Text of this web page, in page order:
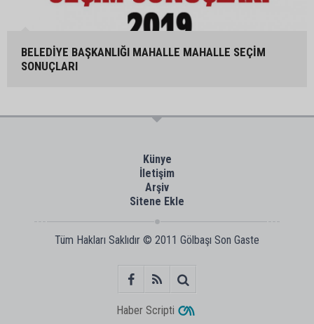
BELEDİYE BAŞKANLIĞI MAHALLE MAHALLE SEÇİM
SONUÇLARI
Künye
İletişim
Arşiv
Sitene Ekle
Tüm Hakları Saklıdır © 2011 Gölbaşı Son Gaste
Haber Scripti